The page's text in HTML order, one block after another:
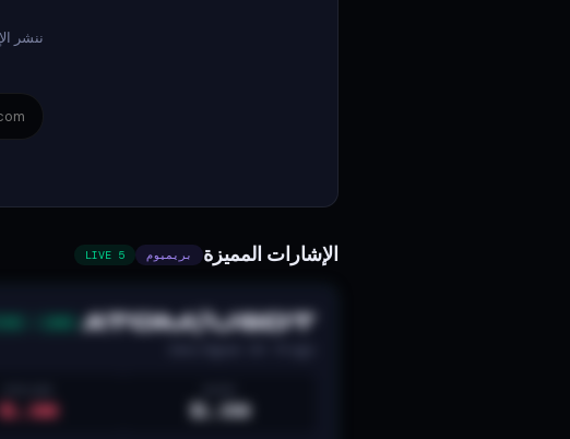
الإشارات المميزة بريميوم 5 LIVE
ATOM/USDT
$1.350
$1.308